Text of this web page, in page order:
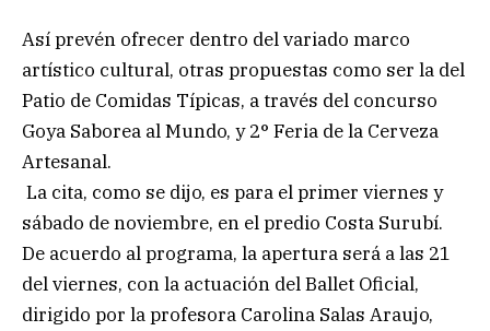
Así prevén ofrecer dentro del variado marco
artístico cultural, otras propuestas como ser la del
Patio de Comidas Típicas, a través del concurso
Goya Saborea al Mundo, y 2° Feria de la Cerveza
Artesanal.
La cita, como se dijo, es para el primer viernes y
sábado de noviembre, en el predio Costa Surubí.
De acuerdo al programa, la apertura será a las 21
del viernes, con la actuación del Ballet Oficial,
dirigido por la profesora Carolina Salas Araujo,